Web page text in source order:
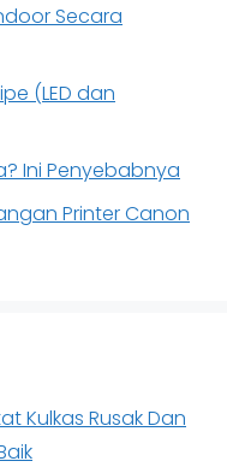
Secara
(LED dan
Ini Penyebabnya
Printer Canon
Kulkas Rusak Dan